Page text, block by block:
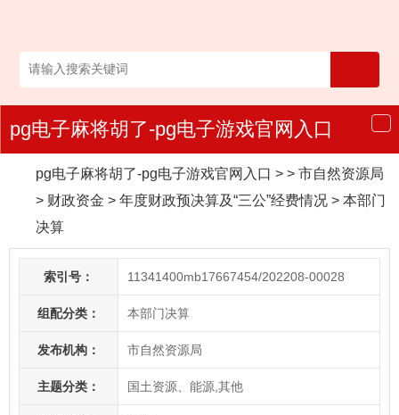
导
航
pg电子麻将胡了-pg电子游戏官网入口
pg电子麻将胡了-pg电子游戏官网入口 > > 市自然资源局
> 财政资金 > 年度财政预决算及“三公”经费情况 > 本部门
决算
索引号： 11341400mb17667454/202208-00028
组配分类： 本部门决算
发布机构： 市自然资源局
主题分类： 国土资源、能源,其他